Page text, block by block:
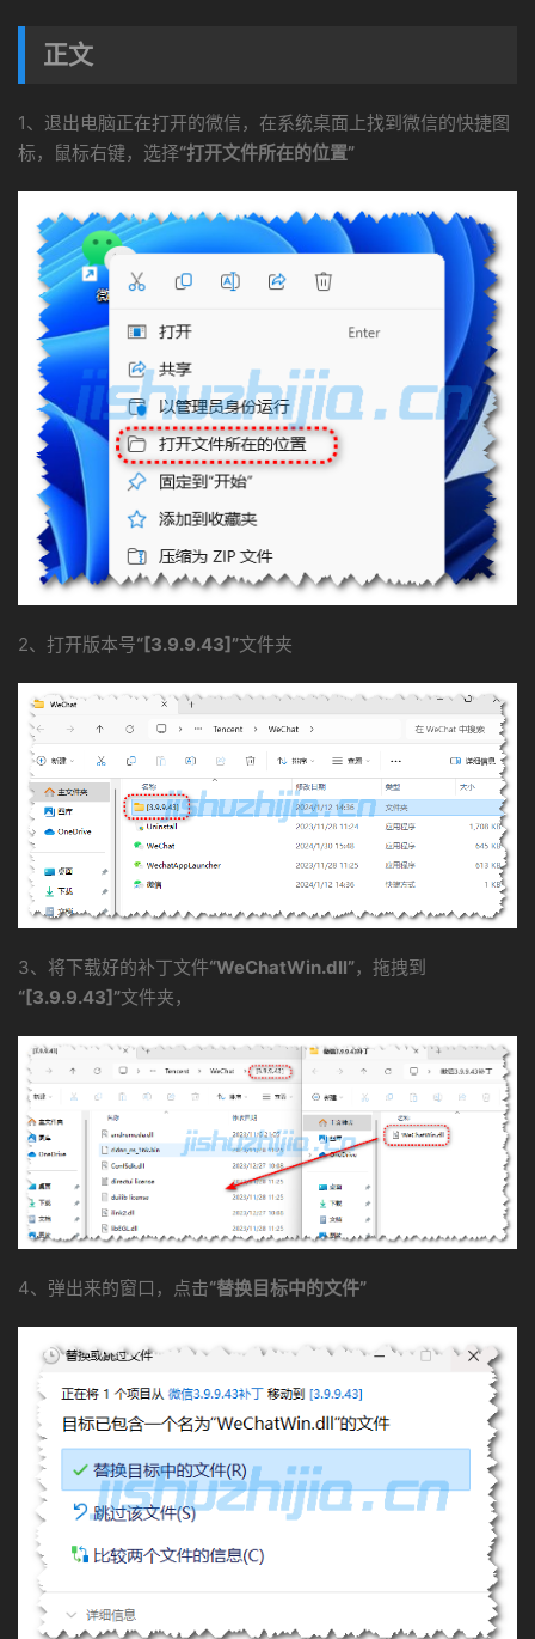
正文
1、退出电脑正在打开的微信，在系统桌面上找到微信的快捷图
标，鼠标右键，选择“打开文件所在的位置”
2、打开版本号“[3.9.9.43]”文件夹
3、将下载好的补丁文件“WeChatWin.dll”，拖拽到
“[3.9.9.43]”文件夹，
4、弹出来的窗口，点击“替换目标中的文件”